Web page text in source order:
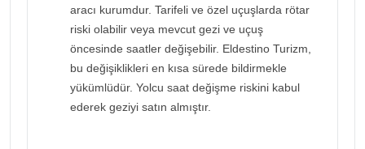
aracı kurumdur. Tarifeli ve özel uçuşlarda rötar
riski olabilir veya mevcut gezi ve uçuş
öncesinde saatler değişebilir. Eldestino Turizm,
bu değişiklikleri en kısa sürede bildirmekle
yükümlüdür. Yolcu saat değişme riskini kabul
ederek geziyi satın almıştır.